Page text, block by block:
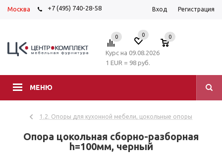
Москва +7 (495) 740-28-58 Вход Регистрация
МЕНЮ
0 0 0
Курс на 09.08.2026
1 EUR = 98 руб.
1.2. Опоры для кухонной мебели, цокольные опоры
Опора цокольная сборно-разборная
h=100мм, черный